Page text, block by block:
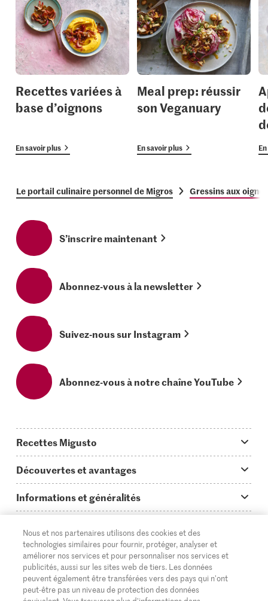
Recettes variées à
base d’oignons
En savoir plus
Meal prep: réussir
son Veganuary
En savoir plus
Le portail culinaire personnel de Migros Gressins aux
S’inscrire maintenant
Abonnez-vous à la newsletter
Suivez-nous sur Instagram
Abonnez-vous à notre chaîne YouTube
Recettes Migusto
Idées de menus
Plats principaux
Simple & vite prêt
Apéritif
Préparations au four
Découvertes et avantages
On en parle...
Tutoriels
Glossaire des ingrédients
Login Migusto
Informations et généralités
Questions concernant Migusto
Cuisiner avec Migusto
Service clientèle & contact
Publicité
Supermarché
Migros Online
À propos de Migros
DE FR IT
Nous et nos partenaires utilisons des cookies et des
technologies similaires pour fournir, protéger, analyser et
améliorer nos services et pour personnaliser nos services et
publicités, aussi sur les sites web de tiers. Les données
peuvent également être transférées vers des pays qui n'ont
peut-être pas un niveau de protection des données